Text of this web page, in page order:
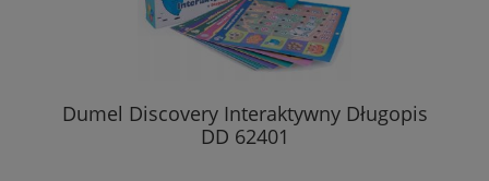
Dumel Discovery Interaktywny Długopis
DD 62401